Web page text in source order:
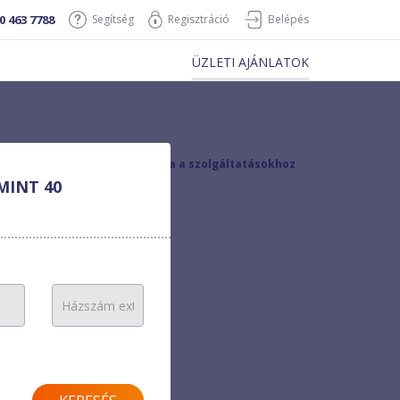
463 7788 Segítség Regisztráció Belépés
ÜZLETI AJÁNLATOK
vissza a szolgáltatásokhoz
40